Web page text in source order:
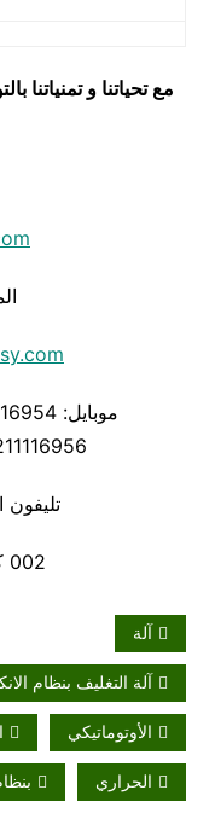
مع تحياتنا و
تليفون ارضي
002 كود مصر قبل الرقم
آلة
آلة التغليف بنظام
الأوتوماتيكي
الحراري